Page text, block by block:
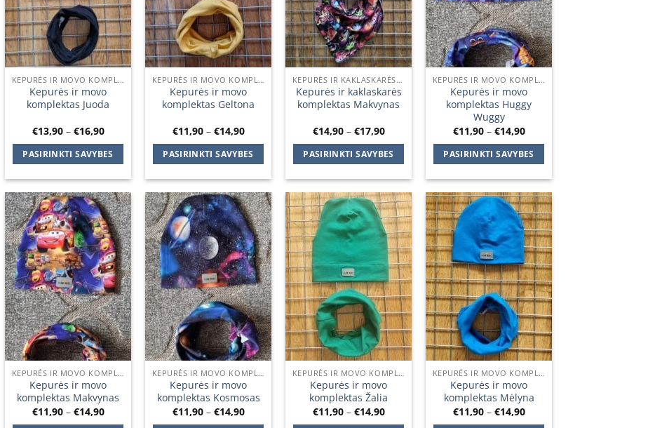
be
chosen
on
the
page
be
chosen
on
the
page
be
chosen
on
the
page
be
chosen
on
the
page
KEPURĖS IR MOVO KOMPLEKTAI
Kepurės ir movo
komplektas Juoda
€13,90 – €16,90Price
€13,90
through
PASIRINKTI SAVYBES
has
multiple
variants.
The
options
may
be
chosen
on
the
page
KEPURĖS IR MOVO KOMPLEKTAI
Kepurės ir movo
komplektas Geltona
€11,90 – €14,90Price
€11,90
through
PASIRINKTI SAVYBES
has
multiple
variants.
The
options
may
be
chosen
on
the
page
KEPURĖS IR KAKLASKARĖS KOMPLEKTAI
Kepurės ir kaklaskarės
komplektas Makvynas
€14,90 – €17,90Price
€14,90
through
PASIRINKTI SAVYBES
has
multiple
variants.
The
options
may
be
chosen
on
the
page
KEPURĖS IR MOVO KOMPLEKTAI
Kepurės ir movo
komplektas Huggy
Wuggy
€11,90 – €14,90Price
€11,90
through
PASIRINKTI SAVYBES
has
multiple
variants.
The
options
may
be
chosen
on
the
page
Add to
wishlist
KEPURĖS IR MOVO KOMPLEKTAI
Kepurės ir movo
komplektas Makvynas
€11,90 – €14,90Price
Add to
wishlist
KEPURĖS IR MOVO KOMPLEKTAI
Kepurės ir movo
komplektas Kosmosas
€11,90 – €14,90Price
Add to
wishlist
KEPURĖS IR MOVO KOMPLEKTAI
Kepurės ir movo
komplektas Žalia
€11,90 – €14,90Price
Add to
wishlist
KEPURĖS IR MOVO KOMPLEKTAI
Kepurės ir movo
komplektas Mėlyna
€11,90 – €14,90Price